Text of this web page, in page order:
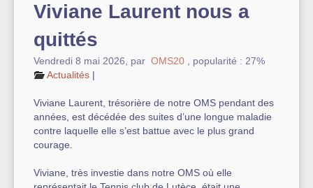
Evénements
Actualités
Autre équipement sportif
Actualités des associations
Viviane Laurent nous a
quittés
Vendredi 8 mai 2026 par OMS20
popularité : 27%
Actualités |
Viviane Laurent, trésorière de notre OMS pendant des
années, est décédée des suites d’une longue maladie
contre laquelle elle s’est battue avec le plus grand
courage.
Viviane, très investie dans notre OMS où elle